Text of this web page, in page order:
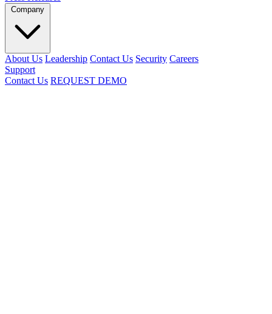
Company
About Us Leadership Contact Us Security Careers
Support
Contact Us REQUEST DEMO